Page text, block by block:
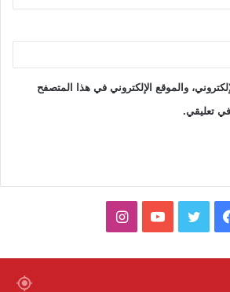
والموقع الإلكتروني في هذا المتصفح
في تعليقي.